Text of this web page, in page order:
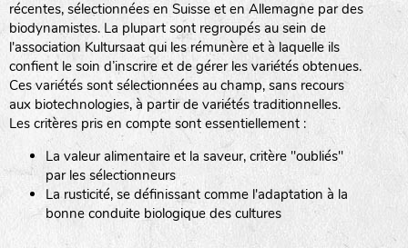
récentes, sélectionnées en Suisse et en Allemagne par des
biodynamistes. La plupart sont regroupés au sein de
l'association Kultursaat qui les rémunère et à laquelle ils
confient le soin d’inscrire et de gérer les variétés obtenues.
Ces variétés sont sélectionnées au champ, sans recours
aux biotechnologies, à partir de variétés traditionnelles.
Les critères pris en compte sont essentiellement :
La valeur alimentaire et la saveur, critère "oubliés"
par les sélectionneurs
La rusticité, se définissant comme l'adaptation à la
bonne conduite biologique des cultures
www.bolster.nl
GRAINE DEL PAÏS (GDP)
www.grainesdelpais.com
JARDIN EN’VIE (JEV)
LA BOITE A GRAINES (LBAG)
M: Moyen calibre
P: Petit calibre
Légumes feuilles
Légumes racines
Plantes aromatiques